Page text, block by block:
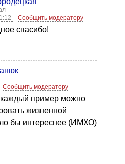
Сообщить модератору
спасибо!
Сообщить модератору
каждый пример можно
жизненной
бы интереснее (ИМХО)